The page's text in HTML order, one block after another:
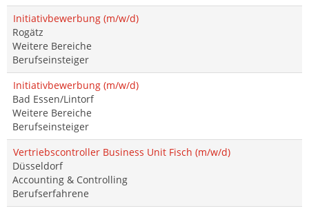
Initiativbewerbung (m/w/d)
Rogätz
Weitere Bereiche
Berufseinsteiger
Initiativbewerbung (m/w/d)
Bad Essen/Lintorf
Weitere Bereiche
Berufseinsteiger
Vertriebscontroller Business Unit Fisch (m/w/d)
Düsseldorf
Accounting & Controlling
Berufserfahrene